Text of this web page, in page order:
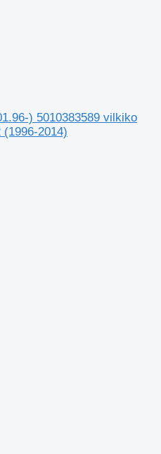
) 5010383589 vilkiko
2014)